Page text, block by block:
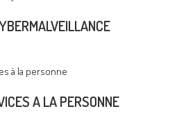
A LA PERSONNE